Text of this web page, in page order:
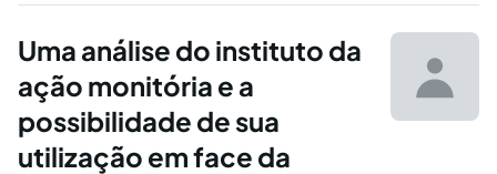
Particularidades do procedimento monitório –
Conclusões – 7. Bibliografia.1.
CONSIDERAÇÕES PRELIMINARESA Lei
9.079/95 criou…
Uma análise do instituto da
ação monitória e a
possibilidade de sua
utilização em face da